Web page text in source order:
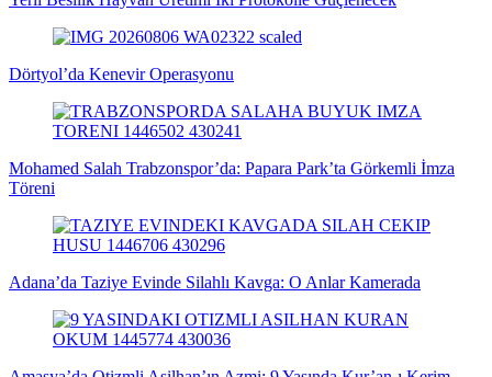
Dörtyol’da Kenevir Operasyonu
Mohamed Salah Trabzonspor’da: Papara Park’ta Görkemli İmza
Töreni
Adana’da Taziye Evinde Silahlı Kavga: O Anlar Kamerada